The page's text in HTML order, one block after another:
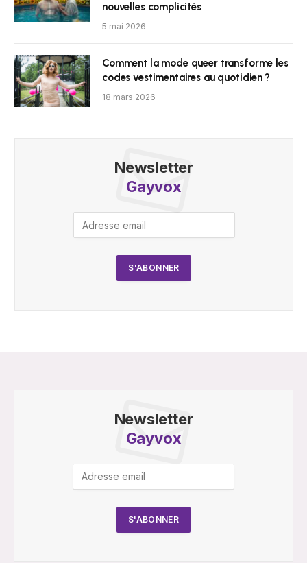
nouvelles complicités
5 mai 2026
Comment la mode queer transforme les
codes vestimentaires au quotidien ?
18 mars 2026
Newsletter
Gayvox
Newsletter
Gayvox